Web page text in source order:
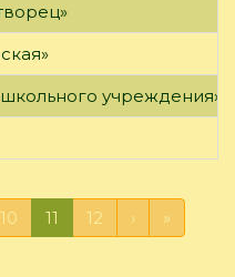
учреждения»
10 11 12 › »